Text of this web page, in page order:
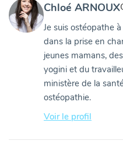
Chloé ARNOUX
Je suis ostéopathe
dans la prise en
jeunes mamans,
yogini et du
ministère de la
ostéopathie.
Voir le profil